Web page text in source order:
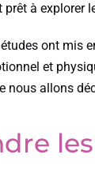
prêt à explorer
ont mis
et
nous allons